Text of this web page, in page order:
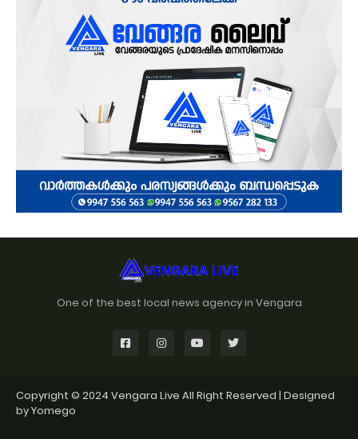
One of the best local news agency in Vengara
Copyright © 2024 Vengara Live All Right Reserved | Designed
byYomego